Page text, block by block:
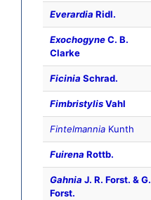
Everardia Ridl.
ExochogyneC. B.
Clarke
Ficinia Schrad.
FimbristylisVahl
Fintelmannia Kunth
Fuirena Rottb.
Gahnia J. R. Forst. & G.
Forst.